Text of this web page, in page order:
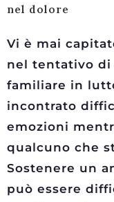
nel dolore
Vi è mai
nel tentativo di
familiare in
incontrato
emozioni
qualcuno che
Sostenere un
può essere